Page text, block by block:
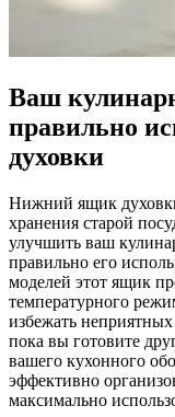
Ваш
правильно
духовки
Нижний ящик
хранения старой
улучшить ваш
правильно его
моделей этот ящик
температурного
избежать
пока вы готовите
вашего кухонного
эффективно
максимально